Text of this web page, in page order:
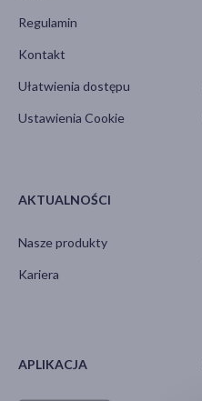
Regulamin
Kontakt
Ułatwienia dostępu
Ustawienia Cookie
AKTUALNOŚCI
Nasze produkty
Kariera
APLIKACJA